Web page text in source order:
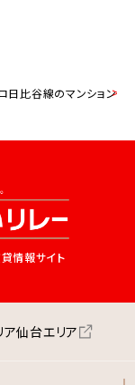
日比谷線のマンション
情報サイト
ア仙台エリア